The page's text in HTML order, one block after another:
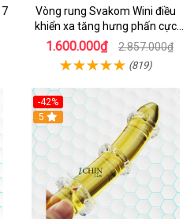
Vòng rung Svakom Wini điều
khiển xa tăng hưng phấn cực
đỉnh
1.600.000₫ 2.857.000₫
(819)
-42%
5